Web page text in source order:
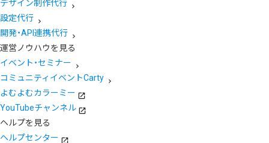
デザイン制作代行
設定代行
開発・API連携代行
運営ノウハウを見る
イベント・セミナー
コミュニティイベントCarty
よむよむカラーミー
YouTubeチャンネル
ヘルプを見る
ヘルプセンター